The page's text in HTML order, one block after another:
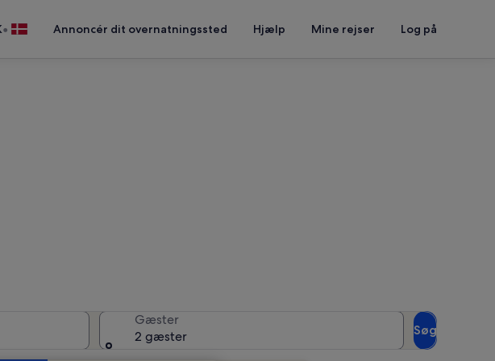
• Annoncér dit overnatningssted Hjælp Mine rejser Log på
Gæster
2 gæster
Søg